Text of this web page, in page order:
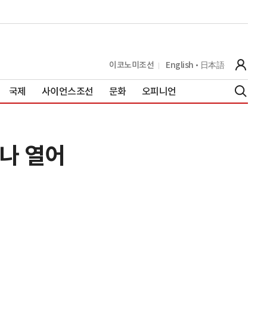
이코노미조선 English 日本語
국제 사이언스조선 문화 오피니언
열어